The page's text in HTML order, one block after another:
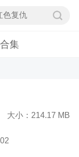
合集
大小：214.17 MB